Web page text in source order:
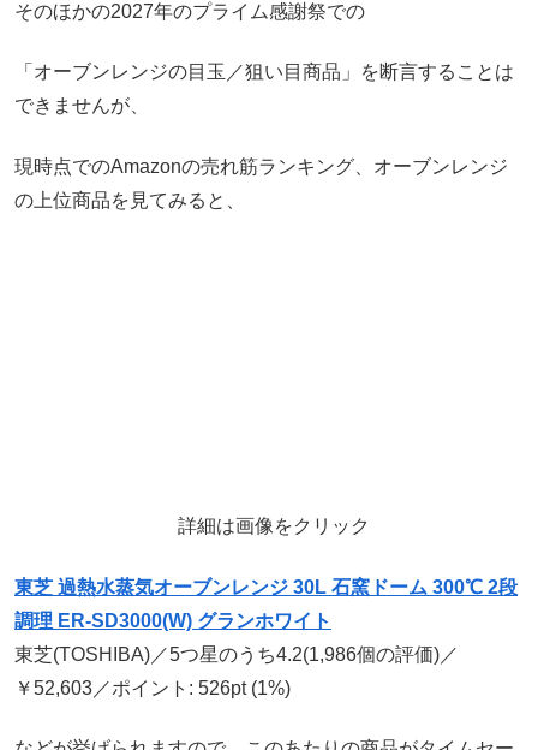
そのほかの2027年のプライム感謝祭での
「オーブンレンジの目玉／狙い目商品」を断言することは
できませんが、
現時点でのAmazonの売れ筋ランキング、オーブンレンジ
の上位商品を見てみると、
詳細は画像をクリック
東芝 過熱水蒸気オーブンレンジ 30L 石窯ドーム 300℃ 2段
調理 ER-SD3000(W) グランホワイト
東芝(TOSHIBA)／5つ星のうち4.2(1,986個の評価)／
￥52,603／ポイント: 526pt (1%)